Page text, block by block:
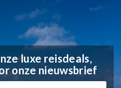
luxe reisdeals,
onze nieuwsbrief